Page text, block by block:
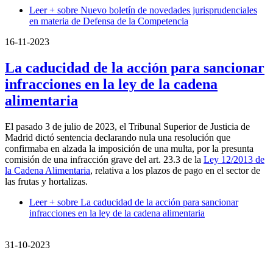
Leer + sobre Nuevo boletín de novedades jurisprudenciales
en materia de Defensa de la Competencia
16-11-2023
La caducidad de la acción para sancionar
infracciones en la ley de la cadena
alimentaria
El pasado 3 de julio de 2023, el Tribunal Superior de Justicia de
Madrid dictó sentencia declarando nula una resolución que
confirmaba en alzada la imposición de una multa, por la presunta
comisión de una infracción grave del art. 23.3 de la Ley 12/2013 de
la Cadena Alimentaria, relativa a los plazos de pago en el sector de
las frutas y hortalizas.
Leer + sobre La caducidad de la acción para sancionar
infracciones en la ley de la cadena alimentaria
31-10-2023